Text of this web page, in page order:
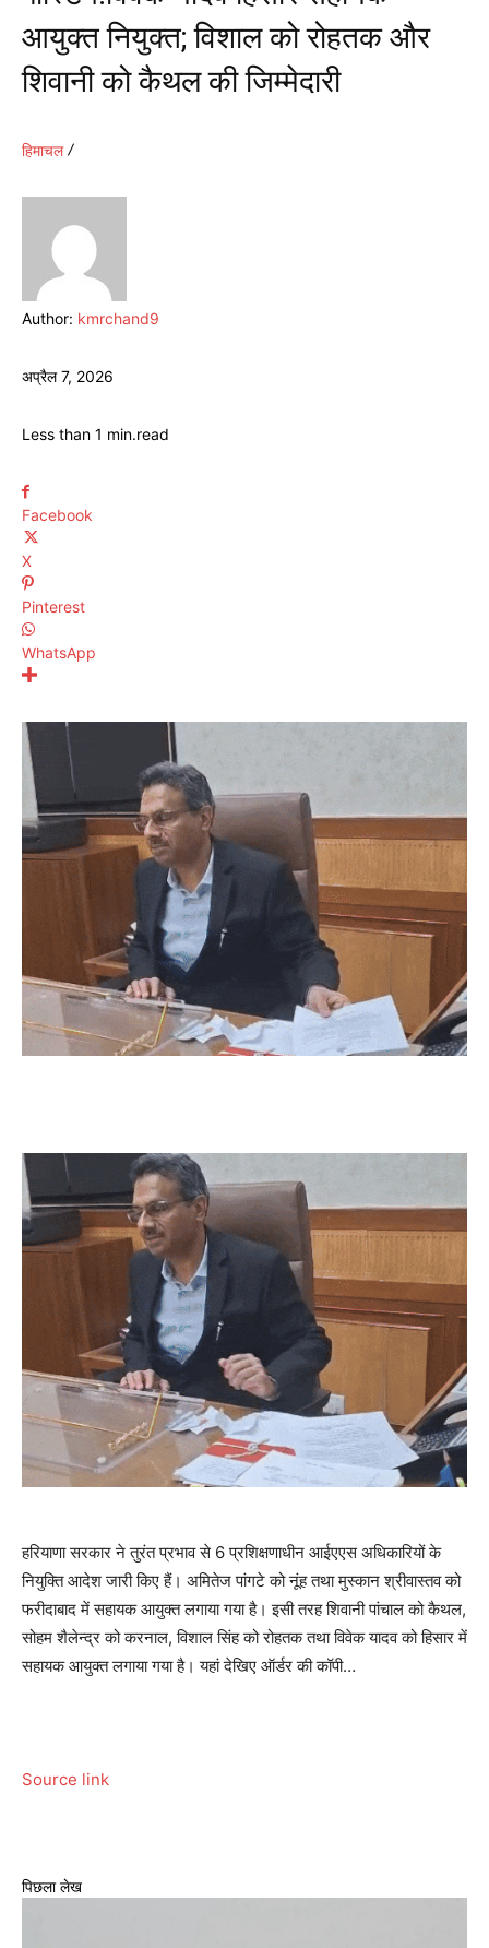
आयुक्त नियुक्त; विशाल को रोहतक और
शिवानी को कैथल की जिम्मेदारी
हिमाचल
Author: kmrchand9
अप्रैल 7, 2026
Less than 1 min.read
Facebook
X
Pinterest
WhatsApp
हरियाणा सरकार ने तुरंत प्रभाव से 6 प्रशिक्षणाधीन आईएएस अधिकारियों के
नियुक्ति आदेश जारी किए हैं। अमितेज पांगटे को नूंह तथा मुस्कान श्रीवास्तव को
फरीदाबाद में सहायक आयुक्त लगाया गया है। इसी तरह शिवानी पांचाल को कैथल,
सोहम शैलेन्द्र को करनाल, विशाल सिंह को रोहतक तथा विवेक यादव को हिसार में
सहायक आयुक्त लगाया गया है। यहां देखिए ऑर्डर की कॉपी…
Source link
पिछला लेख